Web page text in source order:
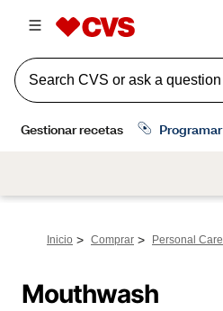
Inicio > Comprar > Personal Care
Mouthwash